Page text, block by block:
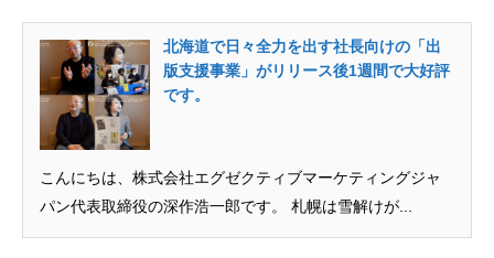
北海道で日々全力を出す社長向けの「出
版支援事業」がリリース後1週間で大好評
です。
こんにちは、株式会社エグゼクティブマーケティングジャ
パン代表取締役の深作浩一郎です。 札幌は雪解けが...